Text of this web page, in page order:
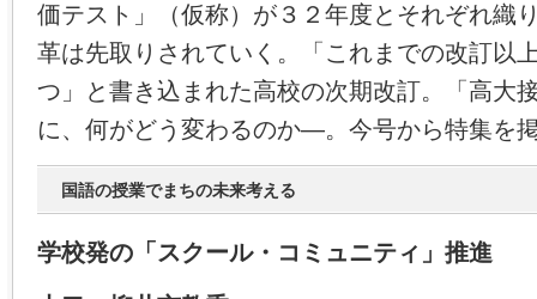
価テスト」（仮称）が３２年度とそれぞれ織
革は先取りされていく。「これまでの改訂以
つ」と書き込まれた高校の次期改訂。「高大
に、何がどう変わるのか―。今号から特集を
国語の授業でまちの未来考える
学校発の「スクール・コミュニティ」推進